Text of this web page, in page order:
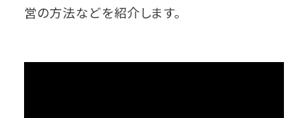
営の方法などを紹介します。